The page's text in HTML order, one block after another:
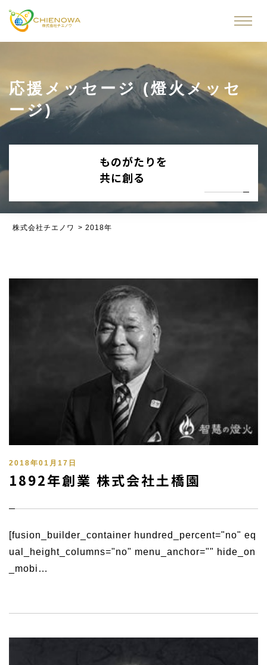
応援メッセージ (燈火メッセ
ージ)
ものがたりを
共に創る
株式会社チエノワ > 2018年
2018年01月17日
1892年創業 株式会社土橋園
[fusion_builder_container hundred_percent="no" eq
ual_height_columns="no" menu_anchor="" hide_on
_mobi…